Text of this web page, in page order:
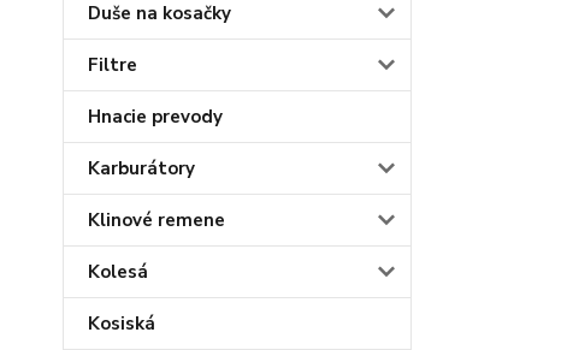
Duše na kosačky
Filtre
Hnacie prevody
Karburátory
Klinové remene
Kolesá
Kosiská